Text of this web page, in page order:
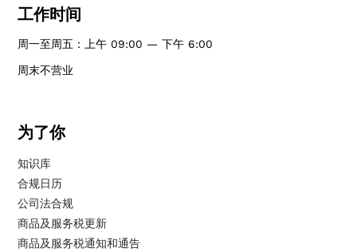
工作时间
周一至周五：上午 09:00 — 下午 6:00
周末不营业
为了你
知识库
合规日历
公司法合规
商品及服务税更新
商品及服务税通知和通告